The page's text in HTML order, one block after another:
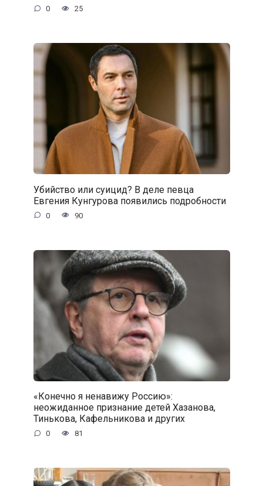
0 25
Убийство или суицид? В деле певца
Евгения Кунгурова появились подробности
0 90
«Конечно я ненавижу Россию»:
неожиданное признание детей Хазанова,
Тинькова, Кафельникова и других
0 81